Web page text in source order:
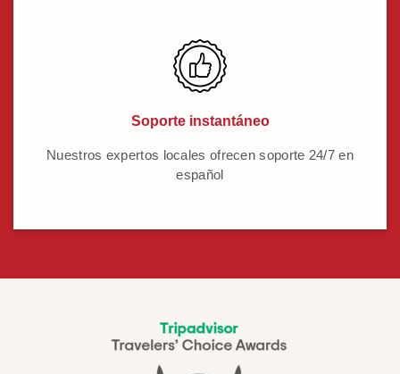
Soporte instantáneo
Nuestros expertos locales ofrecen soporte 24/7 en
español